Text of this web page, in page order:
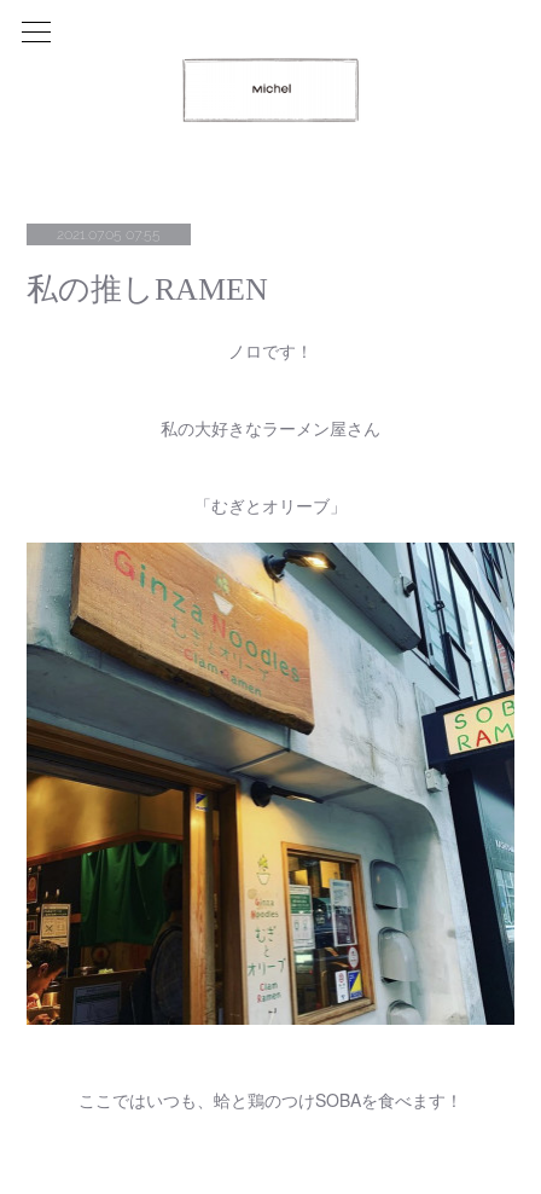
2021.07.05 07:55
私の推しRAMEN
ノロです！
私の大好きなラーメン屋さん
「むぎとオリーブ」
ここではいつも、蛤と鶏のつけSOBAを食べます！